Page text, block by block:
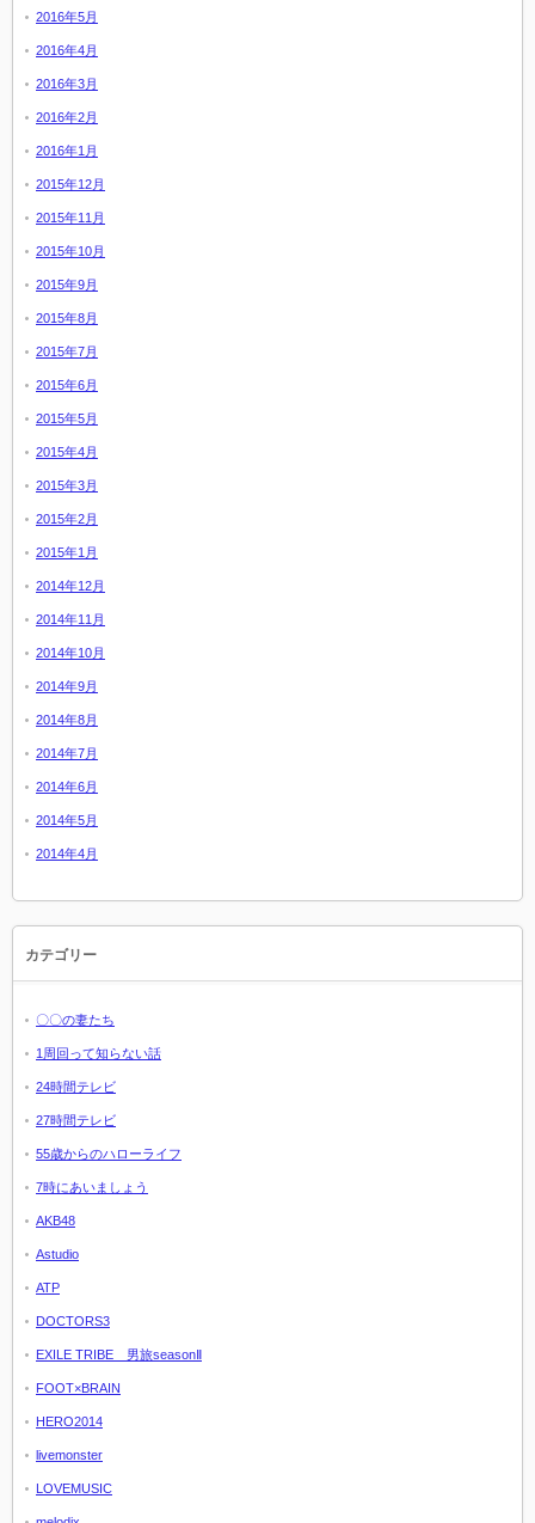
2016年5月
2016年4月
2016年3月
2016年2月
2016年1月
2015年12月
2015年11月
2015年10月
2015年9月
2015年8月
2015年7月
2015年6月
2015年5月
2015年4月
2015年3月
2015年2月
2015年1月
2014年12月
2014年11月
2014年10月
2014年9月
2014年8月
2014年7月
2014年6月
2014年5月
2014年4月
カテゴリー
〇〇の妻たち
1周回って知らない話
24時間テレビ
27時間テレビ
55歳からのハローライフ
7時にあいましょう
AKB48
Astudio
ATP
DOCTORS3
EXILE TRIBE 男旅seasonⅡ
FOOT×BRAIN
HERO2014
livemonster
LOVEMUSIC